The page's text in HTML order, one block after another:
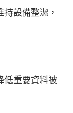
設備整潔，
低重要資料被